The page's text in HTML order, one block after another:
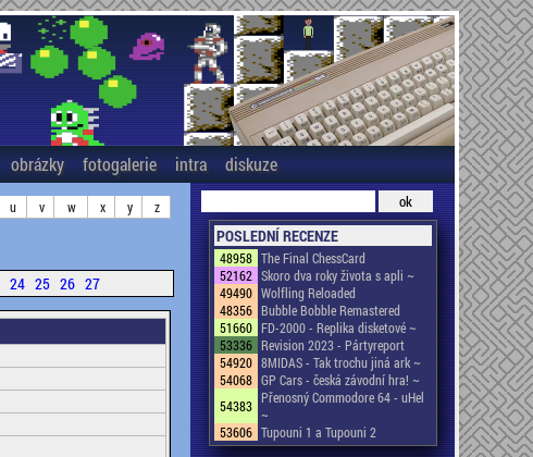
obrázky fotogalerie intra diskuze
u v w x y z
24 25 26 27
POSLEDNÍ RECENZE
48958 The Final ChessCard
52162 Skoro dva roky života s apli ~
49490 Wolfling Reloaded
48356 Bubble Bobble Remastered
51660 FD-2000 - Replika disketové ~
53336 Revision 2023 - Pártyreport
54920 8MIDAS - Tak trochu jiná ark ~
54068 GP Cars - česká závodní hra! ~
54383 Přenosný Commodore 64 - uHel
~
53606 Tupouni 1 a Tupouni 2